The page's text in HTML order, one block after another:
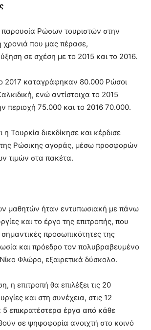
παρουσία Ρώσων τουριστών στην
χρονιά που μας πέρασε,
σε σχέση με το 2015 και το 2016.
2017 καταγράφηκαν 80.000 Ρώσοι
ενώ αντίστοιχα το 2015
περιοχή 75.000 και το 2016 70.000.
η Τουρκία διεκδίκησε και κέρδισε
Ρώσικης αγοράς, μέσω προσφορών
τιμών στα πακέτα.
μαθητών ήταν εντυπωσιακή με πάνω
και το έργο της επιτροπής, που
προσωπικότητες της
και πρόεδρο τον πολυβραβευμένο
Φλώρο, εξαιρετικά δύσκολο.
η επιτροπή θα επιλέξει τις 20
και στη συνέχεια, στις 12
επικρατέστερα έργα από κάθε
σε ψηφοφορία ανοιχτή στο κοινό